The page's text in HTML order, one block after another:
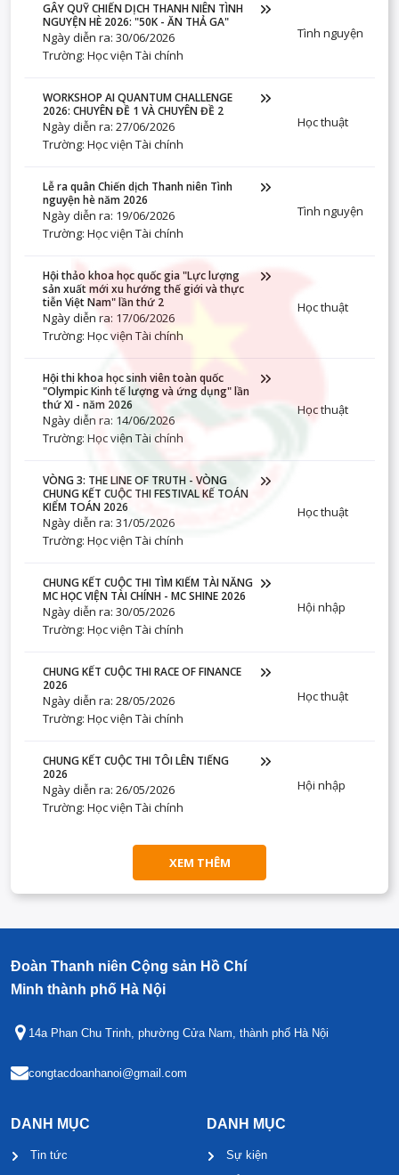
GÂY QUỸ CHIẾN DỊCH THANH NIÊN TÌNH
NGUYỆN HÈ 2026: "50K - ĂN THẢ GA"
Ngày diễn ra: 30/06/2026
Trường: Học viện Tài chính
Tình nguyện
WORKSHOP AI QUANTUM CHALLENGE
2026: CHUYÊN ĐỀ 1 VÀ CHUYÊN ĐỀ 2
Ngày diễn ra: 27/06/2026
Trường: Học viện Tài chính
Học thuật
Lễ ra quân Chiến dịch Thanh niên Tình
nguyện hè năm 2026
Ngày diễn ra: 19/06/2026
Trường: Học viện Tài chính
Tình nguyện
Hội thảo khoa học quốc gia "Lực lượng
sản xuất mới xu hướng thế giới và thực
tiễn Việt Nam" lần thứ 2
Ngày diễn ra: 17/06/2026
Trường: Học viện Tài chính
Học thuật
Hội thi khoa học sinh viên toàn quốc
"Olympic Kinh tế lượng và ứng dụng" lần
thứ XI - năm 2026
Ngày diễn ra: 14/06/2026
Trường: Học viện Tài chính
Học thuật
VÒNG 3: THE LINE OF TRUTH - VÒNG
CHUNG KẾT CUỘC THI FESTIVAL KẾ TOÁN
KIỂM TOÁN 2026
Ngày diễn ra: 31/05/2026
Trường: Học viện Tài chính
Học thuật
CHUNG KẾT CUỘC THI TÌM KIẾM TÀI NĂNG
MC HỌC VIỆN TÀI CHÍNH - MC SHINE 2026
Ngày diễn ra: 30/05/2026
Trường: Học viện Tài chính
Hội nhập
CHUNG KẾT CUỘC THI RACE OF FINANCE
2026
Ngày diễn ra: 28/05/2026
Trường: Học viện Tài chính
Học thuật
CHUNG KẾT CUỘC THI TÔI LÊN TIẾNG
2026
Ngày diễn ra: 26/05/2026
Trường: Học viện Tài chính
Hội nhập
XEM THÊM
Đoàn Thanh niên Cộng sản Hồ Chí
Minh thành phố Hà Nội
14a Phan Chu Trinh, phường Cửa Nam, thành phố Hà Nội
congtacdoanhanoi@gmail.com
DANH MỤC
Tin tức
DANH MỤC
Sự kiện